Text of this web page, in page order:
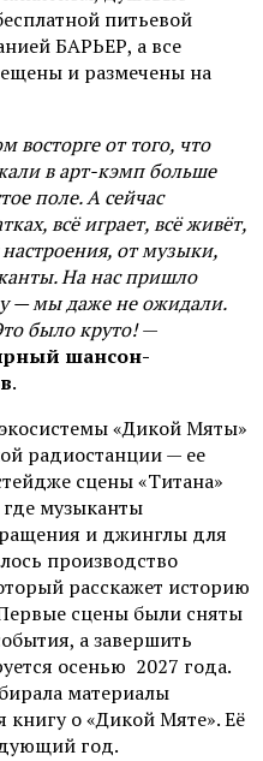
питьевой
БАРЬЕР, а все
и размечены на
от того, что
в арт-кэмп больше
поле. А сейчас
всё играет, всё живёт,
от музыки,
На нас пришло
— мы даже не ожидали.
было круто!—
шансон-
.
«Дикой Мяты»
радиостанции — ее
сцены «Титана»
музыканты
и джинглы для
производство
расскажет историю
сцены были сняты
а завершить
осенью 2027 года.
материалы
книгу о «Дикой Мяте». Её
год.